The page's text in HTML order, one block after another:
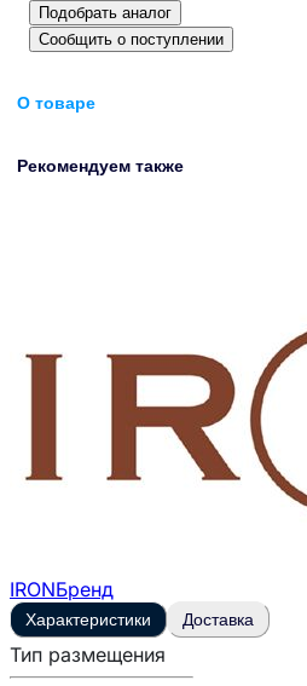
Подобрать аналог
Сообщить о поступлении
О товаре
Рекомендуем также
IRONБренд
Характеристики Доставка
Тип размещения